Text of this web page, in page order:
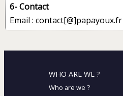
6- Contact
Email : contact[@]papayoux.fr
WHO ARE WE ?
Who are we ?